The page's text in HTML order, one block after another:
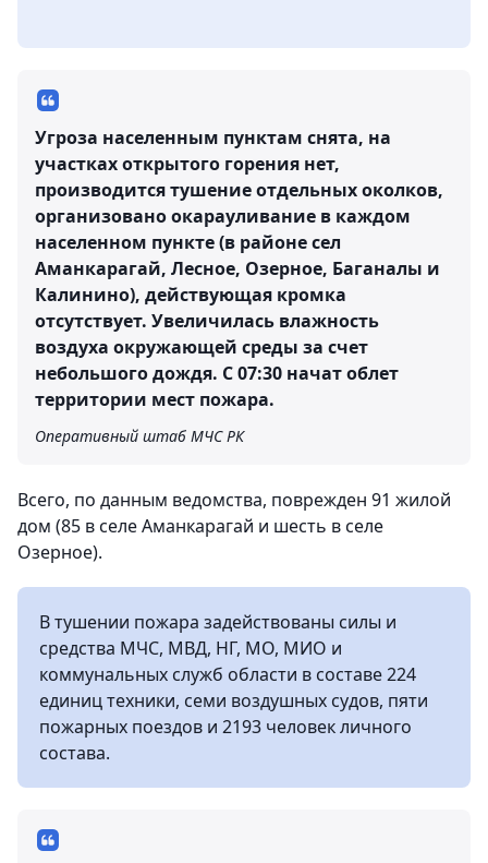
Угроза населенным пунктам снята, на
участках открытого горения нет,
производится тушение отдельных околков,
организовано окарауливание в каждом
населенном пункте (в районе сел
Аманкарагай, Лесное, Озерное, Баганалы и
Калинино), действующая кромка
отсутствует. Увеличилась влажность
воздуха окружающей среды за счет
небольшого дождя. С 07:30 начат облет
территории мест пожара.
Оперативный штаб МЧС РК
Всего, по данным ведомства, поврежден 91 жилой
дом (85 в селе Аманкарагай и шесть в селе
Озерное).
В тушении пожара задействованы силы и
средства МЧС, МВД, НГ, МО, МИО и
коммунальных служб области в составе 224
единиц техники, семи воздушных судов, пяти
пожарных поездов и 2193 человек личного
состава.